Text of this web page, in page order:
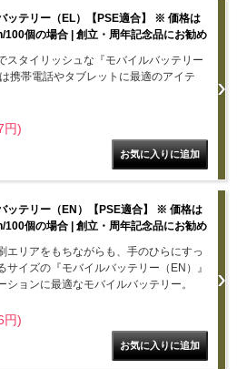
ッテリー（EL）【PSE適合】 ※ 価格は
100個の場合 | 創立・周年記念品にお勧め
スタイリッシュな『モバイルバッテリー
は携帯電話やタブレットに最適のアイテ
円)
ッテリー（EN）【PSE適合】 ※ 価格は
100個の場合 | 創立・周年記念品にお勧め
エリアをもちながらも、手のひらにすっ
サイズの『モバイルバッテリー（EN）』
ションに最適なモバイルバッテリー。
円)